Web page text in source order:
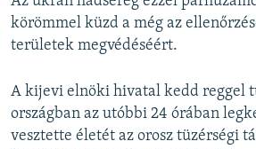
körömmel küzd a még az
területek megvédéséért.
A kijevi elnöki hivatal kedd reggel
országban az utóbbi 24 órában
vesztette életét az orosz tüzérségi